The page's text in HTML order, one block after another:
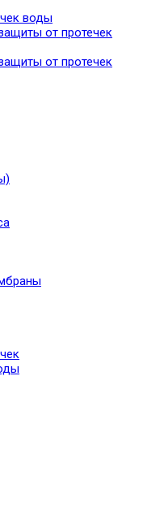
воды
от протечек
от протечек